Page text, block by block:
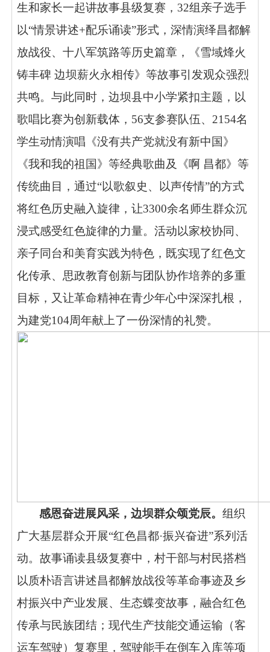
生和家长一起讲故事县级复赛，32组亲子选手
以“情景讲述+配乐诵读”形式，深情演绎昌都解
放战役、十八军筑路等历史篇章，《雪域烽火
铸丰碑 边坝薪火永相传》等故事引发观众强烈
共鸣。与此同时，边坝县中小学紧扣主题，以
歌唱比赛为创新载体，56支参赛队伍、2154名
学生动情演唱《没有共产党就没有新中国》
《我和我的祖国》等经典歌曲及《啊 昌都》等
传统曲目，通过“以歌叙史、以声传情”的方式
将红色历史融入旋律，让3300余名师生群众沉
浸式感受红色旋律的力量。活动以家校协同、
亲子同台和美育实践为特色，既实现了红色文
化传承、思政教育创新与团队协作培养的多重
目标，又让革命精神在青少年心中深深扎根，
为建党104周年献上了一份深情的礼赞。
感恩奋进展风采，边坝群众颂党辰。组织
广大基层群众开展“红色昌都·振兴奋进”系列活
动。故事诵读县级复赛中，村干部与村民搭档
以质朴语言讲述昌都解放战役等革命事迹及乡
村振兴中产业发展、生态蝶变故事，融合红色
传承与民族团结；现代生产技能交通运输（客
运车驾驶）复赛里，驾驶能手在倒车入库等项